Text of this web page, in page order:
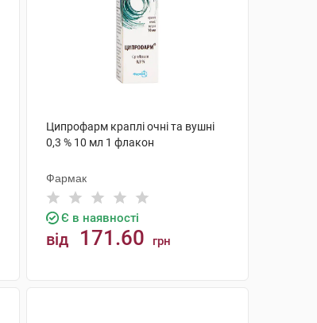
Ципрофарм краплі очні та вушні
0,3 % 10 мл 1 флакон
Фармак
Є в наявності
від 171.60 грн